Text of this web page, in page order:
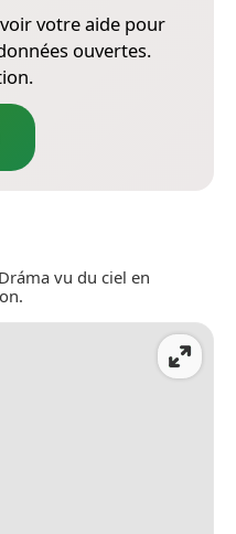
votre aide pour
ouvertes.
vu du ciel en